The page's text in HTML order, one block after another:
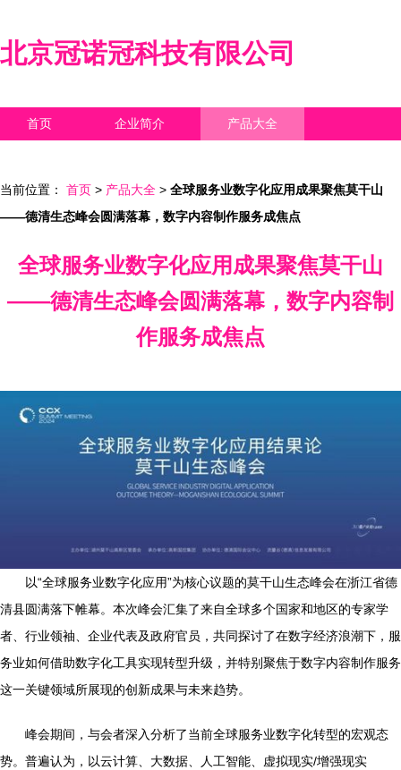
北京冠诺冠科技有限公司
首页 企业简介 产品大全
当前位置： 首页 > 产品大全 > 全球服务业数字化应用成果聚焦莫干山
——德清生态峰会圆满落幕，数字内容制作服务成焦点
全球服务业数字化应用成果聚焦莫干山
——德清生态峰会圆满落幕，数字内容制
作服务成焦点
以“全球服务业数字化应用”为核心议题的莫干山生态峰会在浙江省德
清县圆满落下帷幕。本次峰会汇集了来自全球多个国家和地区的专家学
者、行业领袖、企业代表及政府官员，共同探讨了在数字经济浪潮下，服
务业如何借助数字化工具实现转型升级，并特别聚焦于数字内容制作服务
这一关键领域所展现的创新成果与未来趋势。
峰会期间，与会者深入分析了当前全球服务业数字化转型的宏观态
势。普遍认为，以云计算、大数据、人工智能、虚拟现实/增强现实